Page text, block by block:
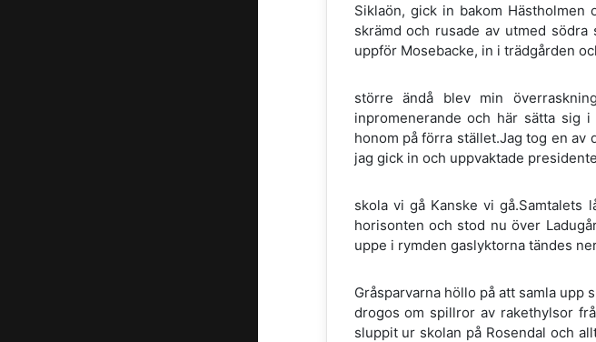
Siklaön, gick in bakom
skrämd och rusade av utmed
uppför Mosebacke, in i trädgården
större ändå blev min
inpromenerande och här sätta sig
honom på förra stället.Jag tog en av
jag gick in och uppvaktade
skola vi gå Kanske vi gå.Samtalets
horisonten och stod nu över
uppe i rymden gaslyktorna tändes
Gråsparvarna höllo på att samla upp
drogos om spillror av rakethylsor
sluppit ur skolan på Rosendal och